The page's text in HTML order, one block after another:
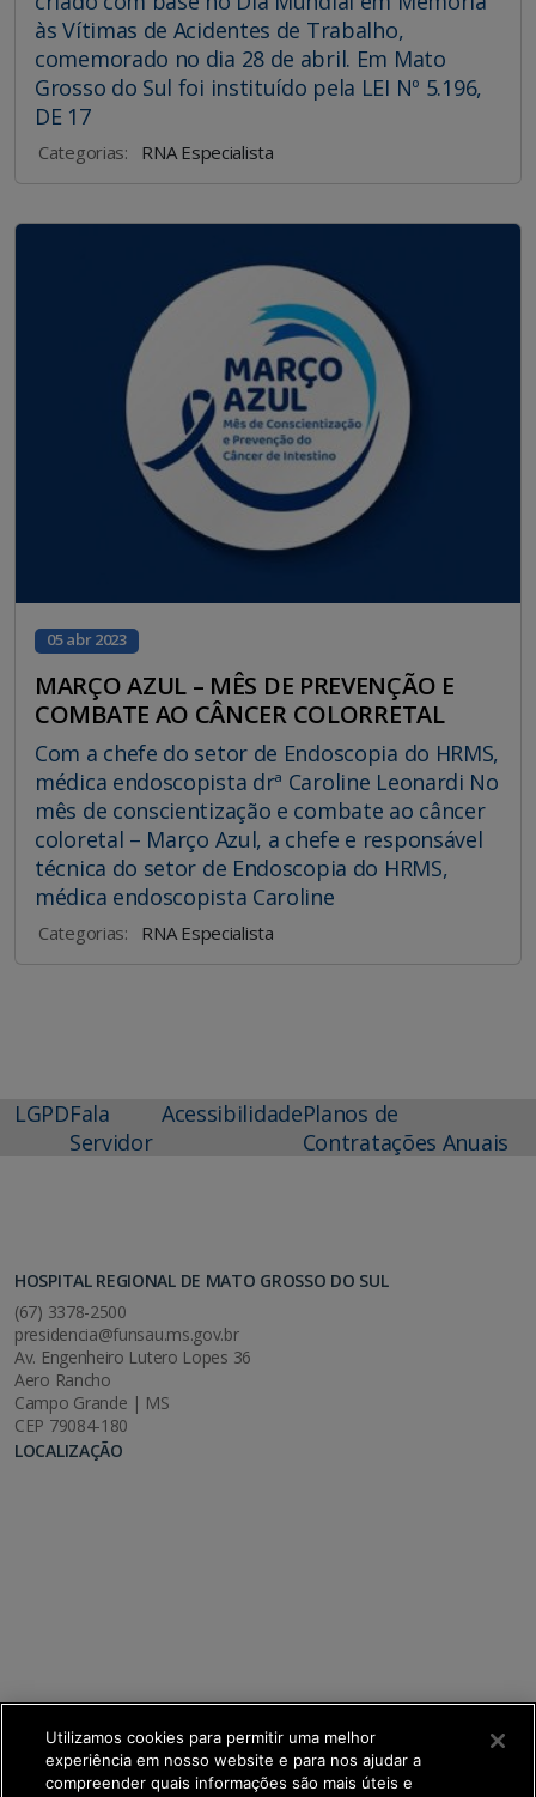
às Vítimas de Acidentes de Trabalho,
comemorado no dia 28 de abril. Em Mato
Grosso do Sul foi instituído pela LEI Nº 5.196,
DE 17
Categorias: RNA Especialista
05 abr 2023
MARÇO AZUL – MÊS DE PREVENÇÃO E
COMBATE AO CÂNCER COLORRETAL
Com a chefe do setor de Endoscopia do HRMS,
médica endoscopista drª Caroline Leonardi No
mês de conscientização e combate ao câncer
coloretal – Março Azul, a chefe e responsável
técnica do setor de Endoscopia do HRMS,
médica endoscopista Caroline
Categorias: RNA Especialista
LGPDFala
Servidor
AcessibilidadePlanos de
Contratações Anuais
HOSPITAL REGIONAL DE MATO GROSSO DO SUL
(67) 3378-2500
presidencia@funsau.ms.gov.br
Av. Engenheiro Lutero Lopes 36
Aero Rancho
Campo Grande | MS
CEP 79084-180
LOCALIZAÇÃO
Utilizamos cookies para permitir uma melhor
experiência em nosso website e para nos ajudar a
compreender quais informações são mais úteis e